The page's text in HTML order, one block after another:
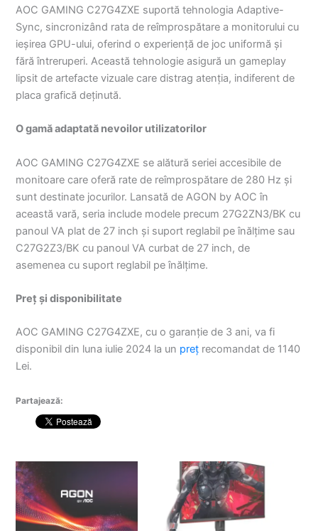
AOC GAMING C27G4ZXE suportă tehnologia Adaptive-
Sync, sincronizând rata de reîmprospătare a monitorului cu
ieșirea GPU-ului, oferind o experiență de joc uniformă și
fără întreruperi. Această tehnologie asigură un gameplay
lipsit de artefacte vizuale care distrag atenția, indiferent de
placa grafică deținută.
O gamă adaptată nevoilor utilizatorilor
AOC GAMING C27G4ZXE se alătură seriei accesibile de
monitoare care oferă rate de reîmprospătare de 280 Hz și
sunt destinate jocurilor. Lansată de AGON by AOC în
această vară, seria include modele precum 27G2ZN3/BK cu
panoul VA plat de 27 inch și suport reglabil pe înălțime sau
C27G2Z3/BK cu panoul VA curbat de 27 inch, de
asemenea cu suport reglabil pe înălțime.
Preț și disponibilitate
AOC GAMING C27G4ZXE, cu o garanție de 3 ani, va fi
disponibil din luna iulie 2024 la un preț recomandat de 1140
Lei.
Partajează: